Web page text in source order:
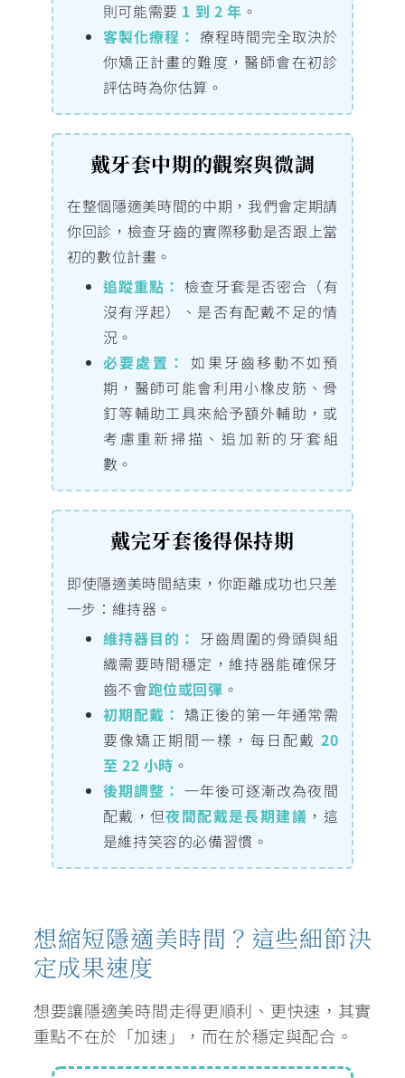
則可能需要 1 到 2 年 。
客製化療程： 療程時間完全取決於
你矯正計畫的難度，醫師會在初診
評估時為你估算。
戴牙套中期的觀察與微調
在整個隱適美時間的中期，我們會定期請
你回診，檢查牙齒的實際移動是否跟上當
初的數位計畫。
追蹤重點： 檢查牙套是否密合（有
沒有浮起）、是否有配戴不足的情
況。
必要處置： 如果牙齒移動不如預
期，醫師可能會利用小橡皮筋、骨
釘等輔助工具來給予額外輔助，或
考慮重新掃描、追加新的牙套組
數。
戴完牙套後得保持期
即使隱適美時間結束，你距離成功也只差
一步：維持器。
維持器目的： 牙齒周圍的骨頭與組
織需要時間穩定，維持器能確保牙
齒不會跑位或回彈 。
初期配戴： 矯正後的第一年通常需
要像矯正期間一樣，每日配戴 20
至 22 小時 。
後期調整： 一年後可逐漸改為夜間
配戴，但夜間配戴是長期建議 ，這
是維持笑容的必備習慣。
想縮短隱適美時間？這些細節決
定成果速度
想要讓隱適美時間走得更順利、更快速，其實
重點不在於「加速」，而在於穩定與配合。